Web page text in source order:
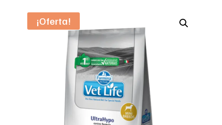
¡Oferta!